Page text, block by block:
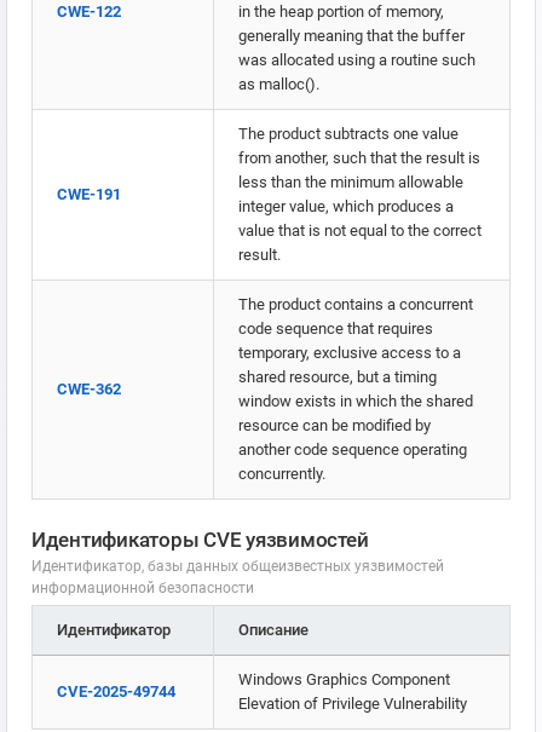
CWE-122
in the heap portion of memory,
generally meaning that the buffer
was allocated using a routine such
as malloc().
CWE-191
The product subtracts one value
from another, such that the result is
less than the minimum allowable
integer value, which produces a
value that is not equal to the correct
result.
CWE-362
The product contains a concurrent
code sequence that requires
temporary, exclusive access to a
shared resource, but a timing
window exists in which the shared
resource can be modified by
another code sequence operating
concurrently.
Идентификаторы CVE уязвимостей
Идентификатор, базы данных общеизвестных уязвимостей
информационной безопасности
Идентификатор Описание
CVE-2025-49744
Windows Graphics Component
Elevation of Privilege Vulnerability